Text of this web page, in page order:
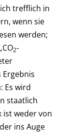
trefflich in
wenn sie
werden;
2-
Ergebnis
Es wird
staatlich
ist weder von
ins Auge